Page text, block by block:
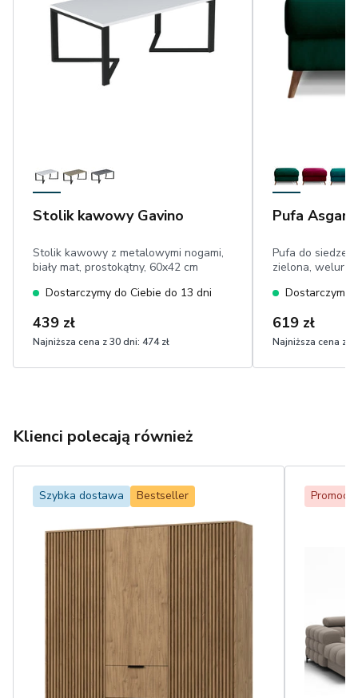
Stolik kawowy Gavino
Stolik kawowy z metalowymi nogami,
biały mat, prostokątny, 60x42 cm
Dostarczymy do Ciebie do 13 dni
439 zł
Najniższa cena z 30 dni: 474 zł
Pufa Asgard
Pufa do
zielona, welur
Dostarczymy
619 zł
Najniższa cena z
Klienci polecają również
Szybka dostawa Bestseller Promocja